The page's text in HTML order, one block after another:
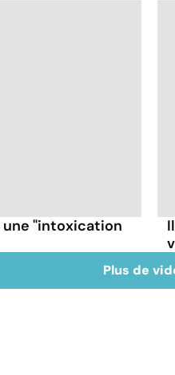
une "intoxication
Plus de